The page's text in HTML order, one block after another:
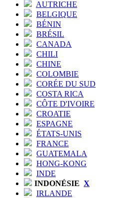
AUTRICHE
BELGIQUE
BÉNIN
BRÉSIL
CANADA
CHILI
CHINE
COLOMBIE
CORÉE DU SUD
COSTA RICA
CÔTE D'IVOIRE
CROATIE
ESPAGNE
ÉTATS-UNIS
FRANCE
GUATEMALA
HONG-KONG
INDE
INDONÉSIE X
IRLANDE